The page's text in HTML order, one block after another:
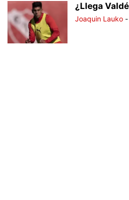
¿Llega
Joaquin Lauko -